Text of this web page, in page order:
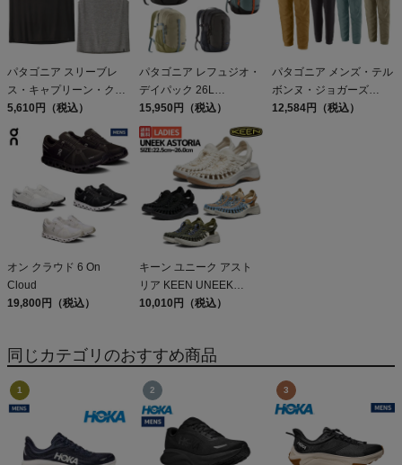
パタゴニア スリーブレ
ス・キャプリーン・クー
ル・デイリー・シャツ
Patagonia Sleeveless
Capilene Cool Daily
5,610円（税込）
パタゴニア レフュジオ・
デイパック 26L
PATAGONIA REFUGIO
DAY PACK 47914
15,950円（税込）
パタゴニア メンズ・テル
ボンヌ・ジョガーズ
PATAGONIA MS
12,584円（税込）
オン クラウド 6 On
Cloud
19,800円（税込）
キーン ユニーク アスト
リア KEEN UNEEK
ASTORIA アウトレット
10,010円（税込）
同じカテゴリのおすすめ商品